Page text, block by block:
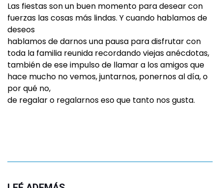
Las fiestas son un buen momento para desear con
fuerzas las cosas más lindas. Y cuando hablamos de
deseos
hablamos de darnos una pausa para disfrutar con
toda la familia reunida recordando viejas anécdotas,
también de ese impulso de llamar a los amigos que
hace mucho no vemos, juntarnos, ponernos al día, o
por qué no,
de regalar o regalarnos eso que tanto nos gusta.